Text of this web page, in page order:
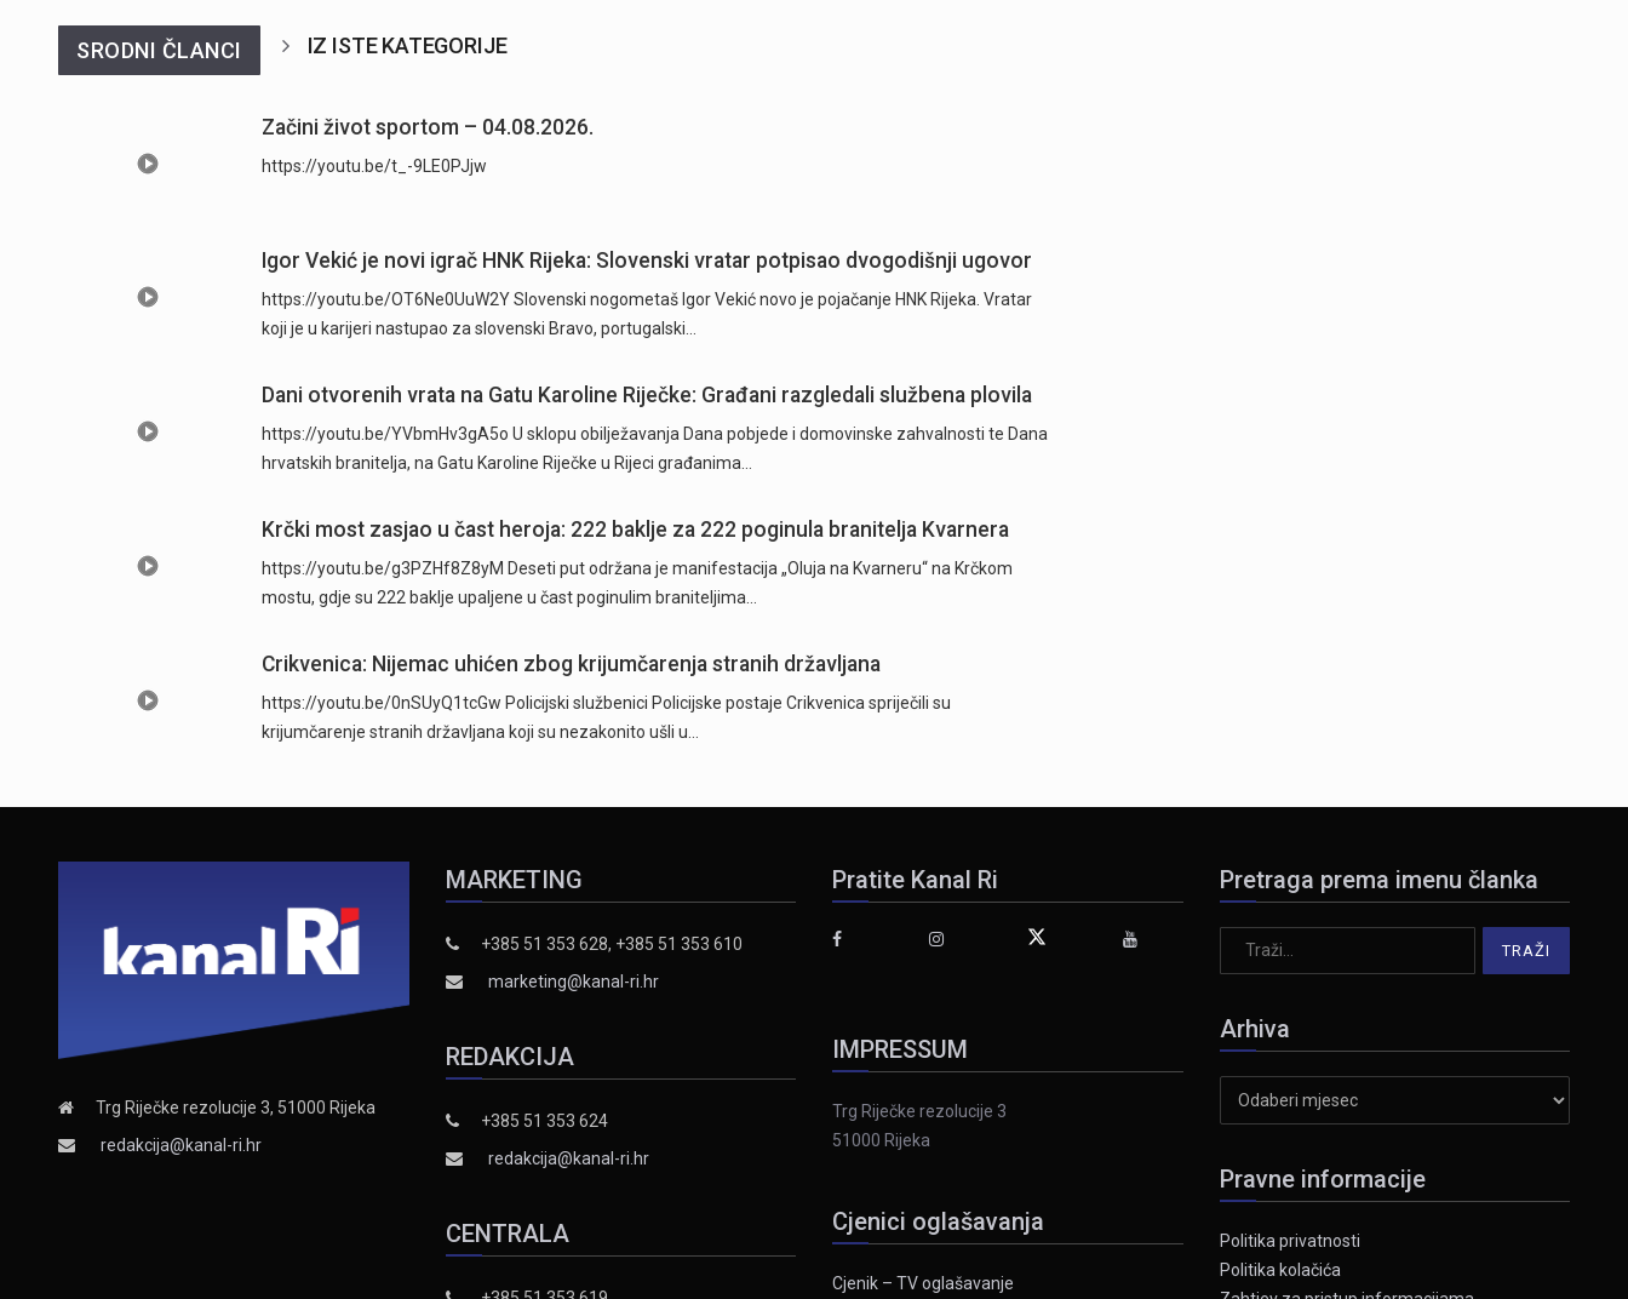
SRODNI ČLANCI IZ ISTE KATEGORIJE
Začini život sportom – 04.08.2026.
https://youtu.be/t_-9LE0PJjw
Igor Vekić je novi igrač HNK Rijeka: Slovenski vratar potpisao dvogodišnji ugovor
https://youtu.be/OT6Ne0UuW2Y Slovenski nogometaš Igor Vekić novo je pojačanje HNK Rijeka. Vratar
koji je u karijeri nastupao za slovenski Bravo, portugalski…
Dani otvorenih vrata na Gatu Karoline Riječke: Građani razgledali službena plovila
https://youtu.be/YVbmHv3gA5o U sklopu obilježavanja Dana pobjede i domovinske zahvalnosti te Dana
hrvatskih branitelja, na Gatu Karoline Riječke u Rijeci građanima…
Krčki most zasjao u čast heroja: 222 baklje za 222 poginula branitelja Kvarnera
https://youtu.be/g3PZHf8Z8yM Deseti put održana je manifestacija „Oluja na Kvarneru“ na Krčkom
mostu, gdje su 222 baklje upaljene u čast poginulim braniteljima…
Crikvenica: Nijemac uhićen zbog krijumčarenja stranih državljana
https://youtu.be/0nSUyQ1tcGw Policijski službenici Policijske postaje Crikvenica spriječili su
krijumčarenje stranih državljana koji su nezakonito ušli u…
Trg Riječke rezolucije 3, 51000 Rijeka
redakcija@kanal-ri.hr
MARKETING
+385 51 353 628, +385 51 353 610
marketing@kanal-ri.hr
REDAKCIJA
+385 51 353 624
redakcija@kanal-ri.hr
CENTRALA
Pratite Kanal Ri
IMPRESSUM
Trg Riječke rezolucije 3
51000 Rijeka
Cjenici oglašavanja
Cjenik – TV oglašavanje
Pretraga prema imenu članka
Arhiva
Pravne informacije
Politika privatnosti
Politika kolačića